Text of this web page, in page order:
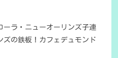
ーラ・ニューオーリンズ子連
の鉄板！カフェデュモンド